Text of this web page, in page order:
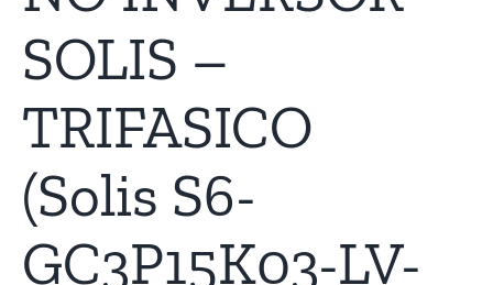
SOLIS –
TRIFASICO
(Solis S6-
GC3P15K03-LV-